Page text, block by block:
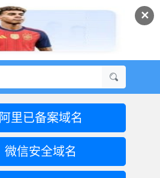
✕
阿里已备案域名
微信安全域名